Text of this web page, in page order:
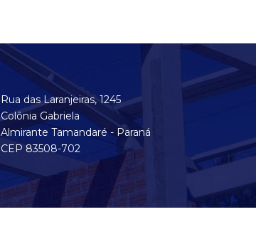
Rua das Laranjeiras, 1245
Colônia Gabriela
Almirante Tamandaré - Paraná
CEP 83508-702